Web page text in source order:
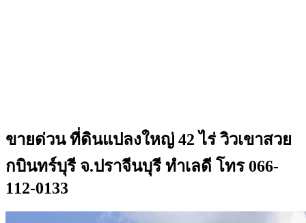
ขายด่วน ที่ดินแปลงใหญ่ 42 ไร่ วิวเขาสวย
กบินทร์บุรี จ.ปราจีนบุรี ทำเลดี โทร 066-
112-0133